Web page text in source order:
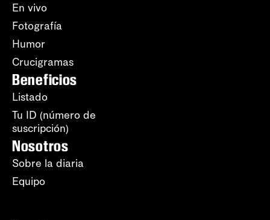
En vivo
Fotografía
Humor
Crucigramas
Beneficios
Listado
Tu ID (número de
suscripción)
Nosotros
Sobre la diaria
Equipo